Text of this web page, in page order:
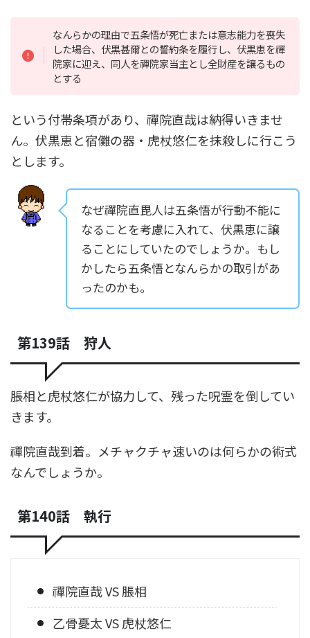
なんらかの理由で五条悟が死亡または意志能力を喪失
した場合、伏黒甚爾との誓約条を履行し、伏黒恵を禪
院家に迎え、同人を禪院家当主とし全財産を譲るもの
とする
という付帯条項があり、禪院直哉は納得いきませ
ん。伏黒恵と宿儺の器・虎杖悠仁を抹殺しに行こう
とします。
なぜ禪院直毘人は五条悟が行動不能に
なることを考慮に入れて、伏黒恵に譲
ることにしていたのでしょうか。もし
かしたら五条悟となんらかの取引があ
ったのかも。
第139話 狩人
脹相と虎杖悠仁が協力して、残った呪霊を倒してい
きます。
禪院直哉到着。メチャクチャ速いのは何らかの術式
なんでしょうか。
第140話 執行
禪院直哉 VS 脹相
乙骨憂太 VS 虎杖悠仁